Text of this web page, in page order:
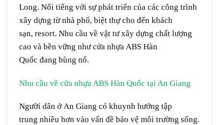
Long. Nổi tiếng với sự phát triển của các công trình
xây dựng từ nhà phố, biệt thựcho đến khách
sạn, resort. Nhu cầu về vật tưxây dựng chất lượng
cao và bền vững như cửa nhựa ABS Hàn
Quốc đang bùng nổ.
Nhu cầu về cửa nhựa ABS Hàn Quốc tại An Giang
Người dân ởAn Giang có khuynh hướng tập
trung nhiều hơn vào vấn đề bảo vệ môi trường sống.